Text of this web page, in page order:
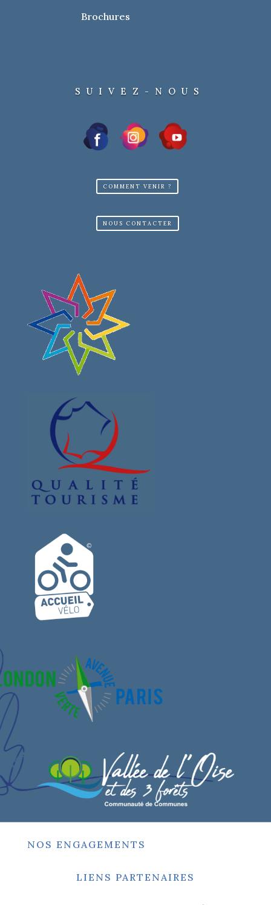
Brochures
SUIVEZ-NOUS
COMMENT VENIR ?
NOUS CONTACTER
NOS ENGAGEMENTS
LIENS PARTENAIRES